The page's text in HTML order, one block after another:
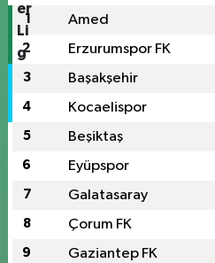
1 Amed
2 Erzurumspor FK
3 Başakşehir
4 Kocaelispor
5 Beşiktaş
6 Eyüpspor
7 Galatasaray
8 Çorum FK
9 Gaziantep FK